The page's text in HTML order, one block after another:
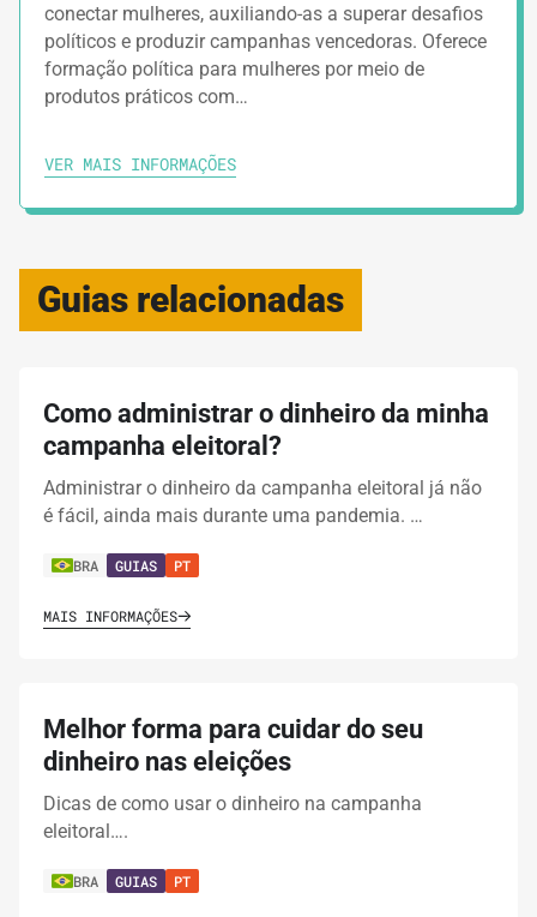
conectar mulheres, auxiliando-as a superar desafios
políticos e produzir campanhas vencedoras. Oferece
formação política para mulheres por meio de
produtos práticos com…
VER MAIS INFORMAÇÕES
Guias relacionadas
Como administrar o dinheiro da minha
campanha eleitoral?
Administrar o dinheiro da campanha eleitoral já não
é fácil, ainda mais durante uma pandemia. …
BRA GUIAS PT
MAIS INFORMAÇÕES
Melhor forma para cuidar do seu
dinheiro nas eleições
Dicas de como usar o dinheiro na campanha
eleitoral….
BRA GUIAS PT